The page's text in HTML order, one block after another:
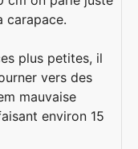
carapace.
plus petites, il
vers des
mauvaise
environ 15